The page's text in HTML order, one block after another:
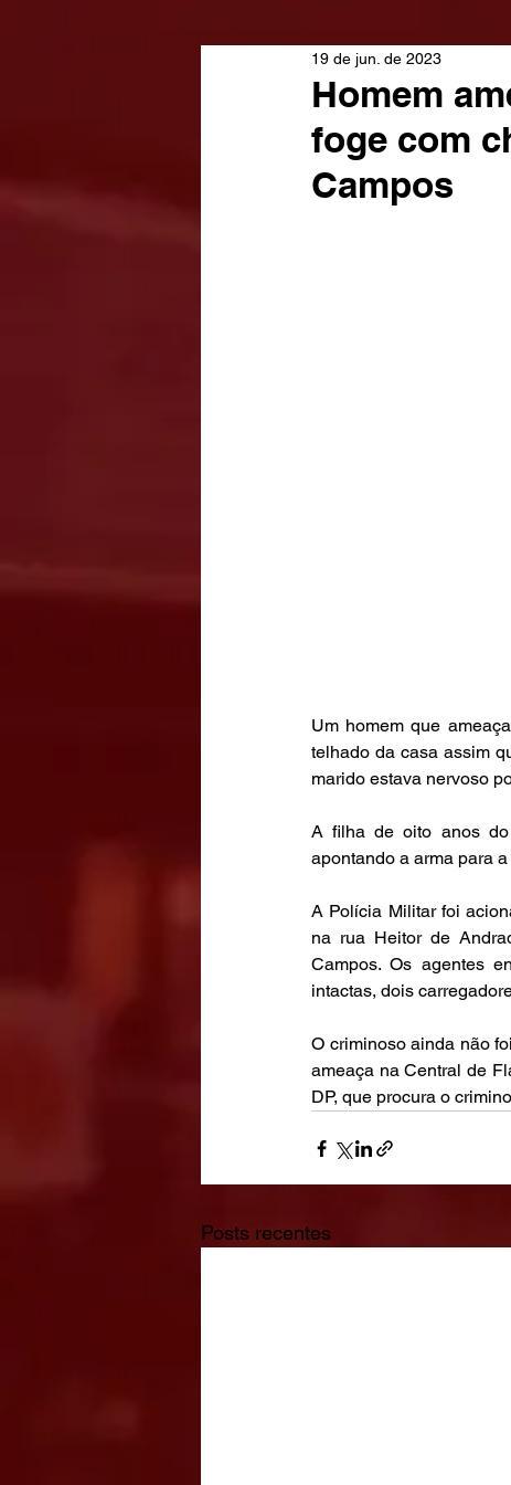
Homem
foge com
Campos
19 de jun. de 2023
Um homem que
telhado da casa assim
marido estava nervoso
A filha de oito anos
apontando a arma para
A Polícia Militar foi
na rua Heitor de
Campos. Os agentes
intactas, dois
O criminoso ainda não
ameaça na Central de
DP, que procura o
Posts recentes